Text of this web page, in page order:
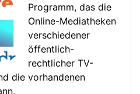
Programm, das die
Online-Mediatheken
verschiedener
öffentlich-
rechtlicher TV-
die vorhandenen